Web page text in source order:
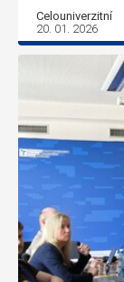
Celouniverzitní
20. 01. 2026